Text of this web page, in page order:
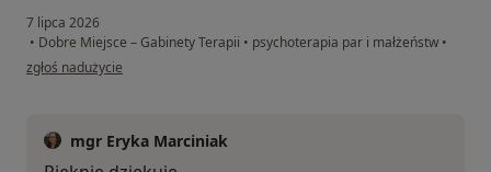
7 lipca 2026
• Dobre Miejsce – Gabinety Terapii • psychoterapia par i małżeństw •
w opinii użytkownika Agnieszka
zgłoś nadużycie
mgr Eryka Marciniak